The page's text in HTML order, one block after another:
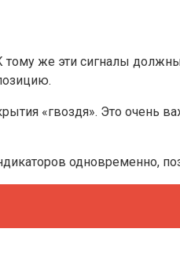
же эти сигналы должны
«гвоздя». Это очень
одновременно,